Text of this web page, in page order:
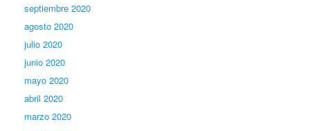
septiembre 2020
agosto 2020
julio 2020
junio 2020
mayo 2020
abril 2020
marzo 2020